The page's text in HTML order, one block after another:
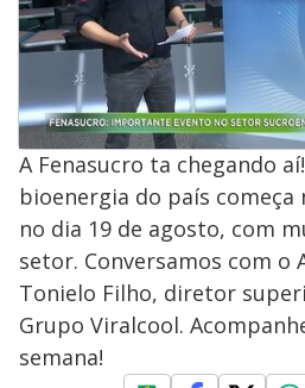
A Fenasucro ta chegando
bioenergia do país começa
no dia 19 de agosto, com
setor. Conversamos com o
Tonielo Filho, diretor
Grupo Viralcool.
semana!